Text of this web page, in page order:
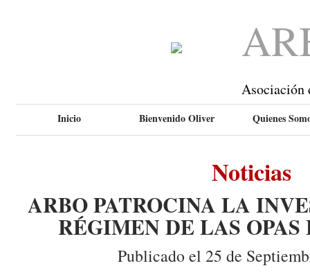
Asociación
Inicio Bienvenido Oliver Quienes
Noticias
ARBO PATROCINA LA
RÉGIMEN DE LAS OPAS
Publicado el 25 de